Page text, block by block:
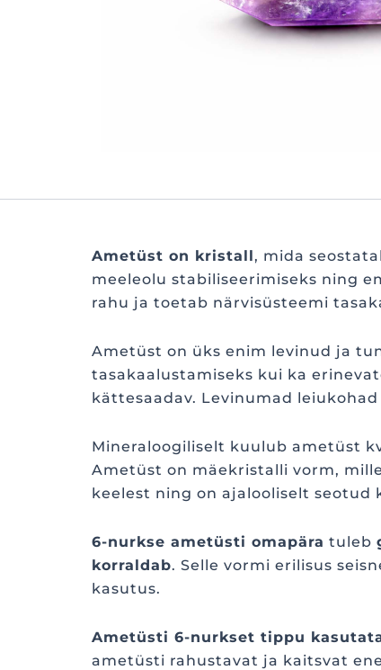
Ametüst on kristall, mida
meeleolu stabiliseerimiseks ning
rahu ja toetab närvisüsteemi
Ametüst on üks enim levinud ja
tasakaalustamiseks kui ka
kättesaadav. Levinumad
Mineraloogiliselt kuulub ametüst
Ametüst on mäekristalli vorm,
keelest ning on ajalooliselt seotud
6-nurkse ametüsti omapära tuleb
korraldab. Selle vormi erilisus
kasutus.
Ametüsti 6-nurkset tippu
ametüsti rahustavat ja kaitsvat